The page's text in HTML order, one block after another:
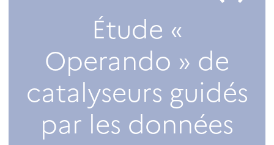
Étude «
Operando » de
catalyseurs guidés
par les données